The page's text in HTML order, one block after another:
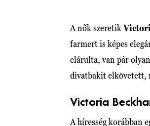
A nők szeretik
farmert is képes
elárulta, van pár
divatbakit elkövetett,
Victoria
A híresség korábban